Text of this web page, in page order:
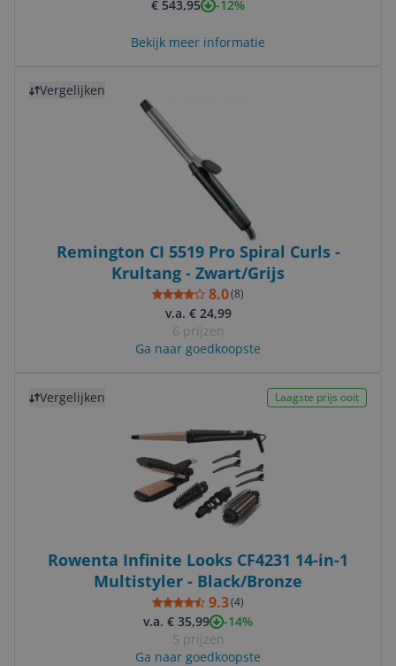
€ 543,95 -12%
Bekijk meer informatie
Vergelijken
Remington CI 5519 Pro Spiral Curls -
Krultang - Zwart/Grijs
8.0(8)
v.a. € 24,99
6 prijzen
Ga naar goedkoopste
Vergelijken Laagste prijs ooit
Rowenta Infinite Looks CF4231 14-in-1
Multistyler - Black/Bronze
9.3(4)
v.a. € 35,99
-14%
5 prijzen
Ga naar goedkoopste